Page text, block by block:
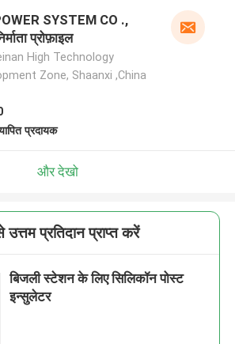
SYSTEM CO .,
प्रोफ़ाइल
High Technology
Zone, Shaanxi ,China
प्रदायक
और देखो
प्रतिदान प्राप्त करें
बिजली स्टेशन के लिए सिलिकॉन पोस्ट
इन्सुलेटर